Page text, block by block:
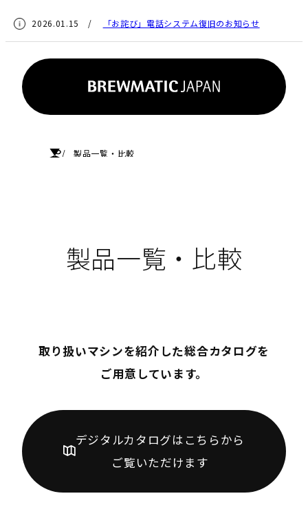
2026.01.15 / 「お詫び」電話システム復旧のお知らせ
HOME製品一覧・比較
製品一覧・比較
取り扱いマシンを紹介した総合カタログを
ご用意しています。
デジタルカタログはこちらから
ご覧いただけます